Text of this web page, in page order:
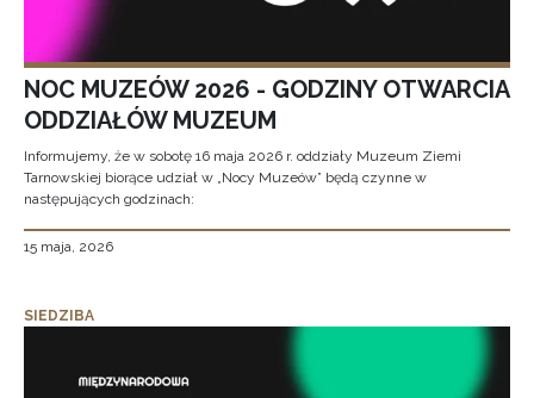
NOC MUZEÓW 2026 - GODZINY OTWARCIA
ODDZIAŁÓW MUZEUM
Informujemy, że w sobotę 16 maja 2026 r. oddziały Muzeum Ziemi
Tarnowskiej biorące udział w „Nocy Muzeów” będą czynne w
następujących godzinach:
15 maja, 2026
SIEDZIBA